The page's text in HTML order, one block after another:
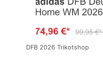
DFB 2026 Trikotshop